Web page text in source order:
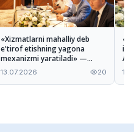
«Xizmatlarni mahalliy deb
e'tirof etishning yagona
mexanizmi yaratiladi» —
Odiljon Tohirov Nizom
loyihasi haqida
13.07.2026 20